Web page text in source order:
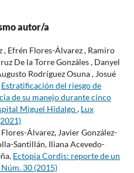
autor/a
, Efrén Flores-Álvarez , Ramiro
De la Torre Gonzáles , Danyel
Rodríguez Osuna , Josué
Estratificación del riesgo de
de su manejo durante cinco
Miguel Hidalgo, Lux
Álvarez, Javier González-
Santillán, Iliana Acevedo-
Ectopia Cordis: reporte de un
30 (2015)